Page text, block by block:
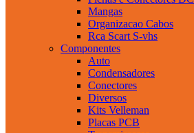
Mangas
Organizacao Cabos
Rca Scart S-vhs
Componentes
Auto
Condensadores
Conectores
Diversos
Kits Velleman
Placas PCB